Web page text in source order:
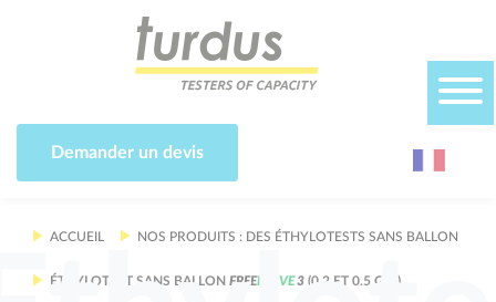
Demander un devis
ACCUEIL NOS PRODUITS : DES ÉTHYLOTESTS SANS BALLON
ÉTHYLOTEST SANS BALLON FREED VE3 (0.2 ET 0.5 G/L)